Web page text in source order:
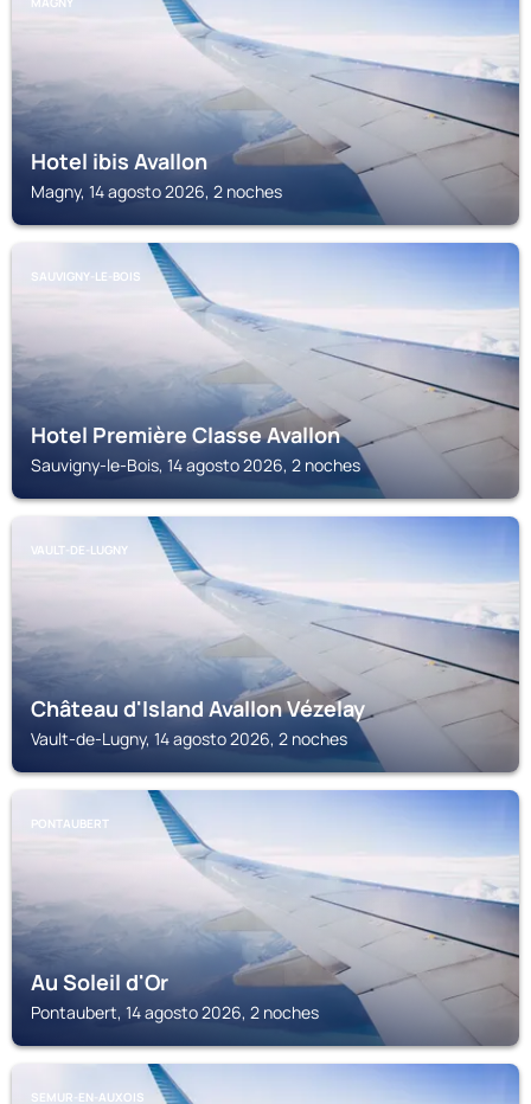
Hotel ibis Avallon
Magny, 14 agosto 2026, 2 noches
SAUVIGNY-LE-BOIS
Hotel Première Classe Avallon
Sauvigny-le-Bois, 14 agosto 2026, 2 noches
VAULT-DE-LUGNY
Château d'Island Avallon Vézelay
Vault-de-Lugny, 14 agosto 2026, 2 noches
PONTAUBERT
Au Soleil d'Or
Pontaubert, 14 agosto 2026, 2 noches
SEMUR-EN-AUXOIS